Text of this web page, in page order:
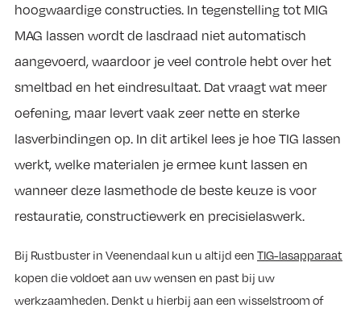
hoogwaardige constructies. In tegenstelling tot MIG
MAG lassen wordt de lasdraad niet automatisch
aangevoerd, waardoor je veel controle hebt over het
smeltbad en het eindresultaat. Dat vraagt wat meer
oefening, maar levert vaak zeer nette en sterke
lasverbindingen op. In dit artikel lees je hoe TIG lassen
werkt, welke materialen je ermee kunt lassen en
wanneer deze lasmethode de beste keuze is voor
restauratie, constructiewerk en precisielaswerk.
Bij Rustbuster in Veenendaal kun u altijd een TIG-lasapparaat
kopen die voldoet aan uw wensen en past bij uw
werkzaamheden. Denkt u hierbij aan een wisselstroom of